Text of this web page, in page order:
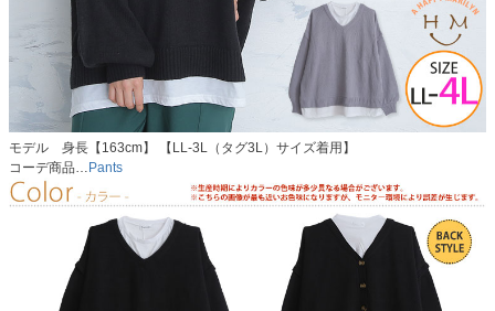
モデル 身長【163cm】 【LL-3L（タグ3L）サイズ着用】
コーデ商品… Pants